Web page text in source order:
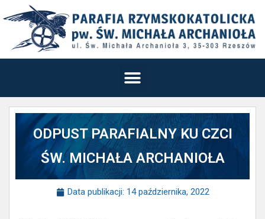
ODPUST PARAFIALNY KU CZCI
ŚW. MICHAŁA ARCHANIOŁA
Data publikacji: 14 października, 2022